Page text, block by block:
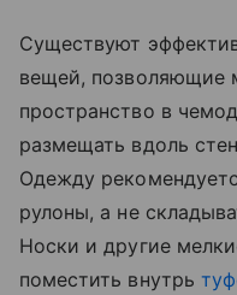
Существуют
вещей, позволяющие
пространство в
размещать вдоль
Одежду
рулоны, а не
Носки и другие
поместить внутрь